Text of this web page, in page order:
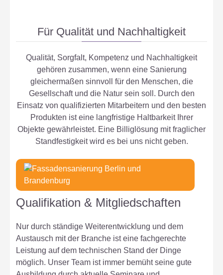
Für Qualität und Nachhaltigkeit
Qualität, Sorgfalt, Kompetenz und Nachhaltigkeit
gehören zusammen, wenn eine Sanierung
gleichermaßen sinnvoll für den Menschen, die
Gesellschaft und die Natur sein soll. Durch den
Einsatz von qualifizierten Mitarbeitern und den besten
Produkten ist eine langfristige Haltbarkeit Ihrer
Objekte gewährleistet. Eine Billiglösung mit fraglicher
Standfestigkeit wird es bei uns nicht geben.
Qualifikation & Mitgliedschaften
Nur durch ständige Weiterentwicklung und dem
Austausch mit der Branche ist eine fachgerechte
Leistung auf dem technischen Stand der Dinge
möglich. Unser Team ist immer bemüht seine gute